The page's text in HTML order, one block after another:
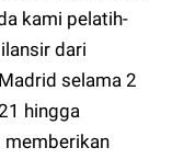
kami pelatih-
dari
selama 2
hingga
memberikan